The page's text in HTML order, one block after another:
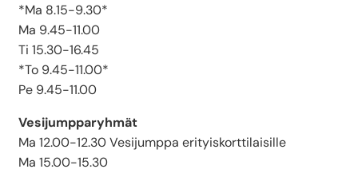
*Ma 8.15-9.30*
Ma 9.45-11.00
Ti 15.30-16.45
*To 9.45-11.00*
Pe 9.45-11.00
Vesijumpparyhmät
Ma 12.00-12.30 Vesijumppa erityiskorttilaisille
Ma 15.00-15.30